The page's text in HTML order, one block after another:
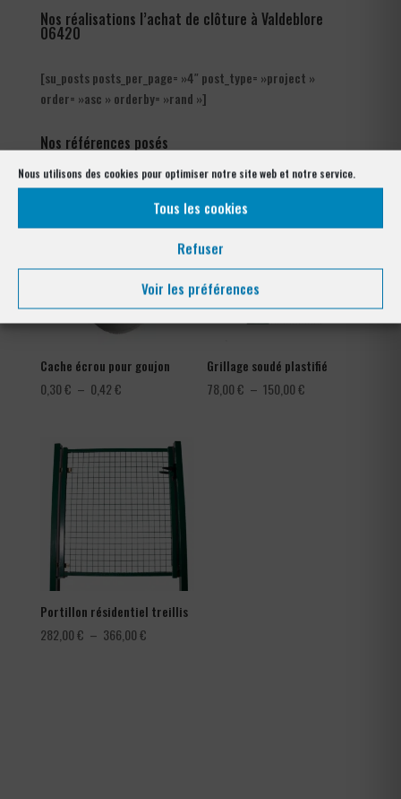
Nous utilisons des cookies pour optimiser notre site web et notre service.
Tous les cookies
Refuser
Voir les préférences
Nos réalisations l’achat de clôture à Valdeblore
06420
[su_posts posts_per_page= »4″ post_type= »project »
order= »asc » orderby= »rand »]
Nos références posés
à Valdeblore 06420
Cache écrou pour goujon
0,30€ – 0,42€Plage
0,30 €
à
Grillage soudé plastifié
78,00€ – 150,00€
Portillon résidentiel treillis
282,00€ – 366,00€Plage